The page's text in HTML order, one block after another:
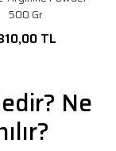
500 Gr
TL
Ne